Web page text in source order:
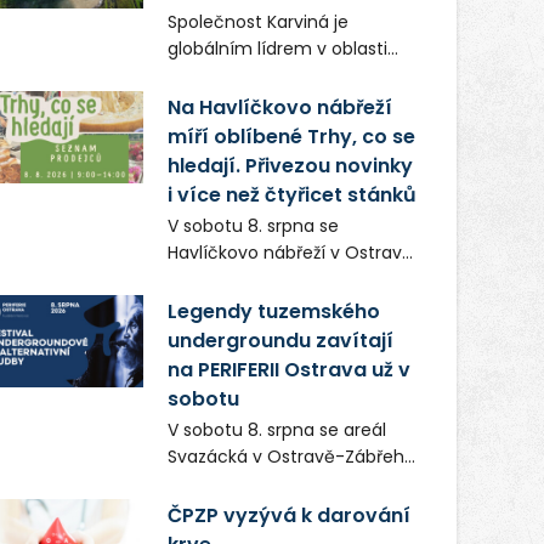
moravskoslezskou metropoli
nevybrali náhodou – její
přirozenou součástí příběhu
bývalého boxerského
šampiona Hoffa (Milan
Ondrík), jenž se po letech
vrací do světa vrcholových
zápasů, tentokrát v MMA.
Společnost Karviná je
globálním lídrem v oblasti
systémů, stabilním
zaměstnavatelem na
Karvinsku a firmou s
obrovským potenciálem.
Na Havlíčkovo nábřeží
míří oblíbené Trhy, co se
hledají. Přivezou novinky
i více než čtyřicet stánků
V sobotu 8. srpna se
Havlíčkovo nábřeží v Ostravě
vůní, chutí a poctivých
lokálních výrobků. Trhy, co se
hledají tentokrát nabídnou
více než čtyřicet pečlivě
vybraných stánků s kvalitní
gastronomií, farmářskými
produkty, designem i
Návštěvníci se mohou těšit
Legendy tuzemského
undergroundu zavítají
na PERIFERII Ostrava už v
sobotu
V sobotu 8. srpna se areál
Svazácká v Ostravě-Zábřehu
undergroundové a
alternativní hudby. Uskuteční
ČPZP vyzývá k darování